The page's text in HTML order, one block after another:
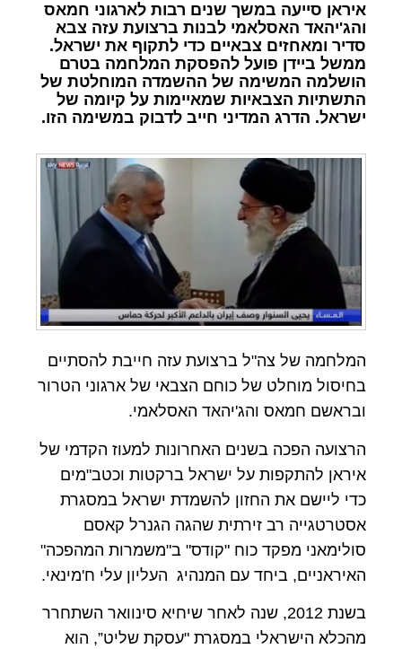
איראן סייעה במשך שנים רבות לארגוני חמאס
והג'יהאד האסלאמי לבנות ברצועת עזה צבא
סדיר ומאחזים צבאיים כדי לתקוף את ישראל.
ממשל ביידן פועל להפסקת המלחמה בטרם
הושלמה המשימה של ההשמדה המוחלטת של
התשתיות הצבאיות שמאיימות על קיומה של
ישראל. הדרג המדיני חייב לדבוק במשימה הזו.
המלחמה של צה"ל ברצועת עזה חייבת להסתיים
בחיסול מוחלט של כוחם הצבאי של ארגוני הטרור
ובראשם חמאס והג'יהאד האסלאמי.
הרצועה הפכה בשנים האחרונות למעוז הקדמי של
איראן להתקפות על ישראל ברקטות וכטב"מים
כדי ליישם את החזון להשמדת ישראל במסגרת
אסטרטגייה רב זירתית שהגה הגנרל קאסם
סולימאני מפקד כוח "קודס" ב"משמרות המהפכה"
האיראניים, ביחד עם המנהיג העליון עלי ח'מינאי.
בשנת 2012, שנה לאחר שיחיא סינוואר השתחרר
מהכלא הישראלי במסגרת "עסקת שליט”, הוא